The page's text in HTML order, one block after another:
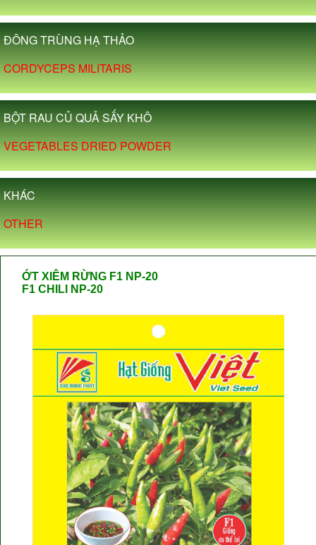
ĐÔNG TRÙNG HẠ THẢO
CORDYCEPS MILITARIS
BỘT RAU CỦ QUẢ SẤY KHÔ
VEGETABLES DRIED POWDER
KHÁC
OTHER
ỚT XIÊM RỪNG F1 NP-20
F1 CHILI NP-20